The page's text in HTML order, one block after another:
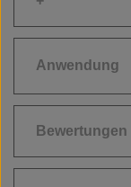
Anwendung
Bewertungen